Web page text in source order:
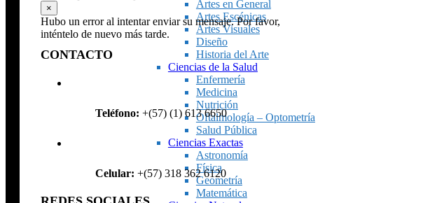
Artes en General
Artes Escénicas
Artes Visuales
Diseño
Historia del Arte
Ciencias de la Salud
Enfermería
Medicina
Nutrición
Oftalmología – Optometría
Salud Pública
Ciencias Exactas
Astronomía
Física
Geometría
Matemática
×
Hubo un error al intentar enviar su mensaje. Por favor,
inténtelo de nuevo más tarde.
CONTACTO
Teléfono: +(57) (1) 613 6650
Celular: +(57) 318 362 6120